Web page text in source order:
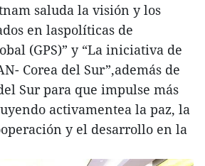
saluda la visión y los
en laspolíticas de
(GPS)” y “La iniciativa de
Corea del Sur”,además de
Sur para que impulse más
activamentea la paz, la
y el desarrollo en la